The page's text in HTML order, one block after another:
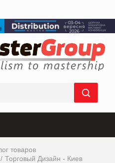
товаров
Торговый Дизайн - Киев